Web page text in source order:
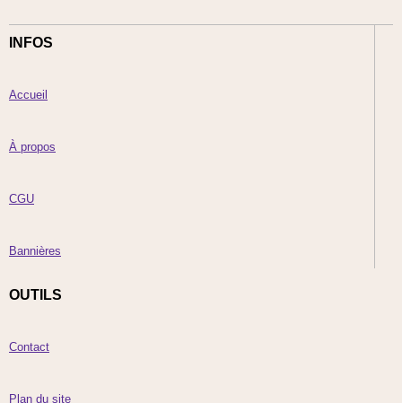
INFOS
Accueil
À propos
CGU
Bannières
OUTILS
Contact
Plan du site